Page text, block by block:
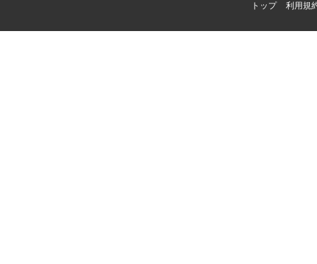
トップ 利用規